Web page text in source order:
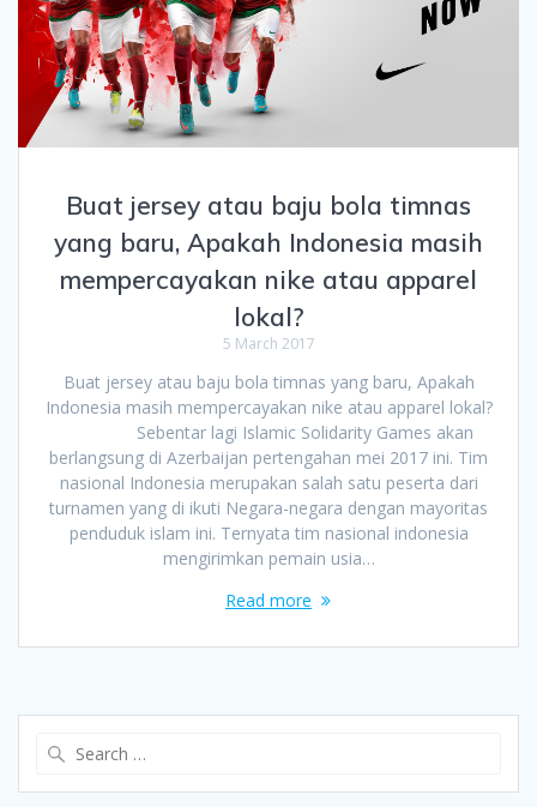
Buat jersey atau baju bola timnas
yang baru, Apakah Indonesia masih
mempercayakan nike atau apparel
lokal?
5 March 2017
Buat jersey atau baju bola timnas yang baru, Apakah
Indonesia masih mempercayakan nike atau apparel lokal?
Sebentar lagi Islamic Solidarity Games akan
berlangsung di Azerbaijan pertengahan mei 2017 ini. Tim
nasional Indonesia merupakan salah satu peserta dari
turnamen yang di ikuti Negara-negara dengan mayoritas
penduduk islam ini. Ternyata tim nasional indonesia
mengirimkan pemain usia…
Read more